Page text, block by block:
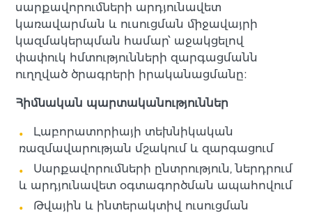
սարքավորումների արդյունավետ
կառավարման և ուսուցման միջավայրի
կազմակերպման համար՝ աջակցելով
փափուկ հմտությունների զարգացմանն
ուղղված ծրագրերի իրականացմանը։
Հիմնական պարտականություններ
Լաբորատորիայի տեխնիկական
ռազմավարության մշակում և զարգացում
Սարքավորումների ընտրություն, ներդրում
և արդյունավետ օգտագործման ապահովում
Թվային և ինտերակտիվ ուսուցման